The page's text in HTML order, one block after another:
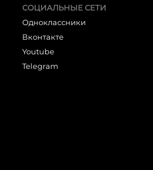
СОЦИАЛЬНЫЕ СЕТИ
Одноклассники
Вконтакте
Youtube
Telegram